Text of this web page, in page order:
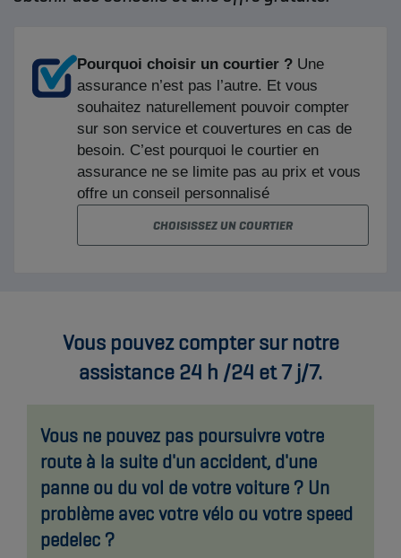
Vous pouvez compter sur notre
assistance 24 h /24 et 7 j/7.
Vous ne pouvez pas poursuivre votre
route à la suite d'un accident, d'une
panne ou du vol de votre voiture ? Un
problème avec votre vélo ou votre speed
pedelec ?